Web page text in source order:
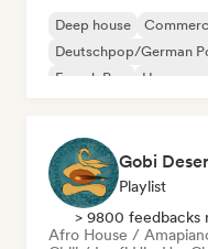
Deep house
Deutschpop/German
French Pop
House
Gobi
Playlist
> 9800 feedbacks
Afro House /